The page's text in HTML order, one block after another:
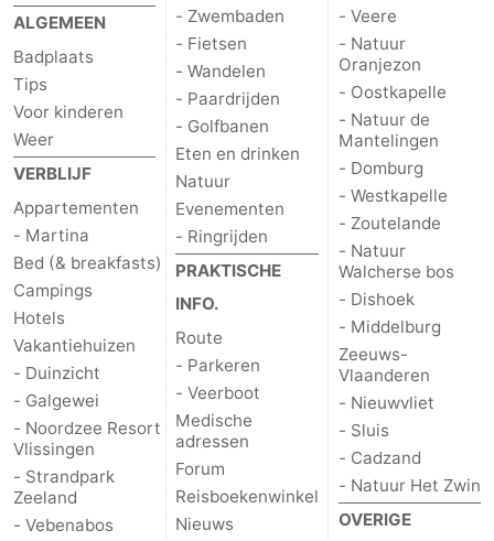
&
doen
Bezienswaardigheden
-
Musea
-
Monumenten
-
Uitkijkpunten
Attracties
Speeltuinen
-
Binnenspeeltuinen
-
Bowlen
Wellness
centra
Dorpen
&
Natuur
ALGEMEEN
Badplaats
Tips
Voor kinderen
Weer
VERBLIJF
Appartementen
- Martina
Bed (& breakfasts)
Campings
Hotels
Vakantiehuizen
- Duinzicht
- Galgewei
- Noordzee Resort
Vlissingen
- Strandpark
Zeeland
- Vebenabos
- Zwembaden
- Fietsen
- Wandelen
- Paardrijden
- Golfbanen
Eten en drinken
Natuur
Evenementen
- Ringrijden
PRAKTISCHE
INFO.
Route
- Parkeren
- Veerboot
Medische
adressen
Forum
Reisboekenwinkel
Nieuws
- Veere
- Natuur
Oranjezon
- Oostkapelle
- Natuur de
Mantelingen
- Domburg
- Westkapelle
- Zoutelande
- Natuur
Walcherse bos
- Dishoek
- Middelburg
Zeeuws-
Vlaanderen
- Nieuwvliet
- Sluis
- Cadzand
- Natuur Het Zwin
OVERIGE